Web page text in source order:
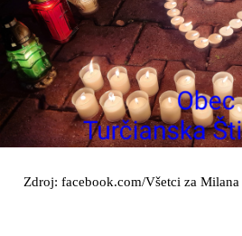
Zdroj: facebook.com/Všetci za Milana